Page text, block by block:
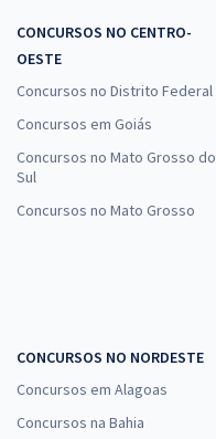
CONCURSOS NO CENTRO-
OESTE
Concursos no Distrito Federal
Concursos em Goiás
Concursos no Mato Grosso do
Sul
Concursos no Mato Grosso
CONCURSOS NO NORDESTE
Concursos em Alagoas
Concursos na Bahia